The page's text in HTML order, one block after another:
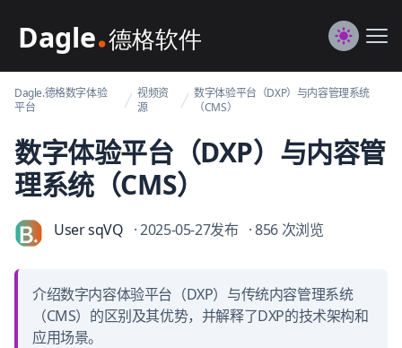
Dagle@数字体验管理
Switch
Dagle.德格数字体验
平台
视频资
源
数字体验平台（DXP）与内容管理系统
（CMS）
数字体验平台（DXP）与内容管
理系统（CMS）
User sqVQ · 2025-05-27发布 · 856 次浏览
介绍数字内容体验平台（DXP）与传统内容管理系统
（CMS）的区别及其优势，并解释了DXP的技术架构和
应用场景。